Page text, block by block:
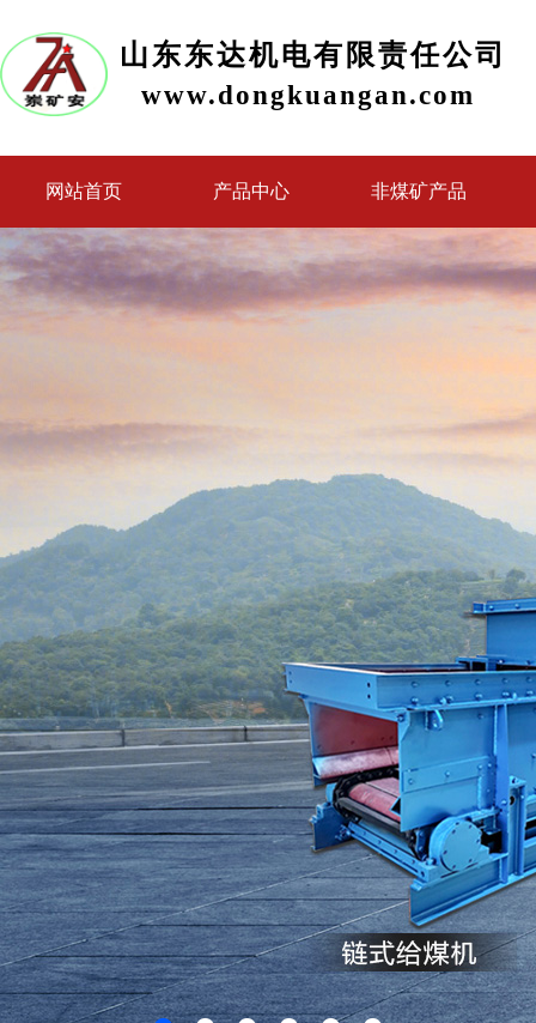
山东东达机电有限责任公司
www.dongkuangan.com
网站首页 产品中心 非煤矿产品